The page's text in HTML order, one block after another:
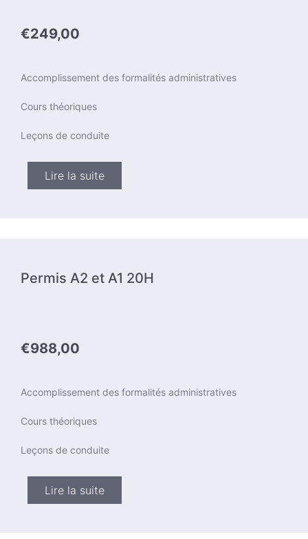
€249,00
Accomplissement des formalités administratives
Cours théoriques
Leçons de conduite
Lire la suite
Permis A2 et A1 20H
€988,00
Accomplissement des formalités administratives
Cours théoriques
Leçons de conduite
Lire la suite